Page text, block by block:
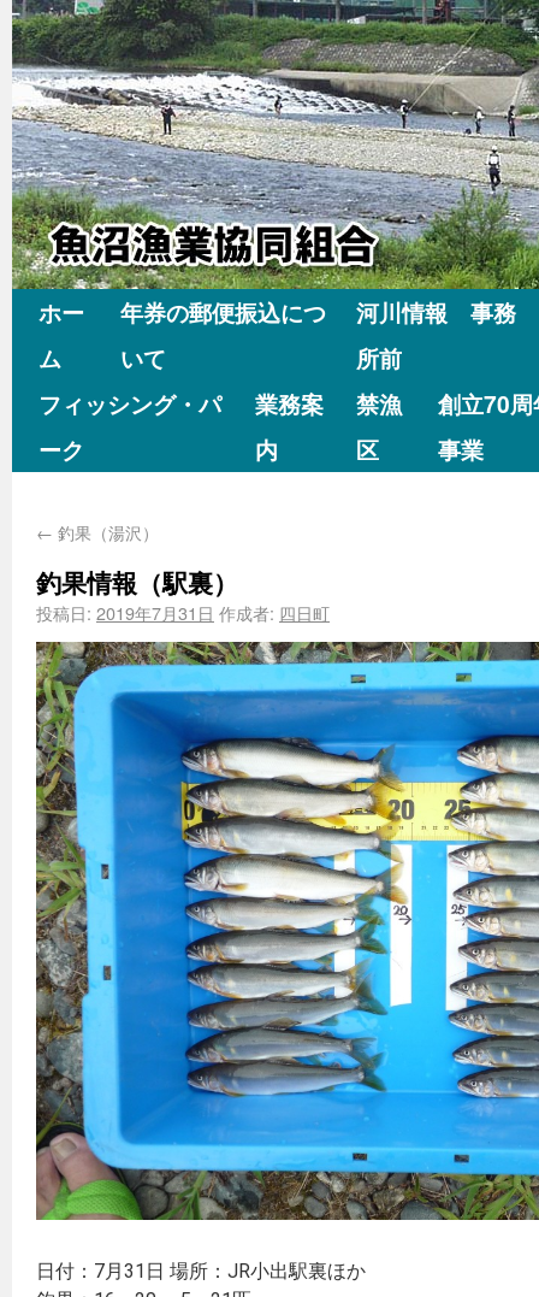
ホー
ム
年券の郵便振込につ
いて
河川情報 事務
所前
フィッシング・パ
ーク
業務案
内
禁漁
区
創立70
事業
← 釣果（湯沢）
釣果情報（駅裏）
投稿日: 2019年7月31日 作成者: 四日町
日付：7月31日 場所：JR小出駅裏ほか